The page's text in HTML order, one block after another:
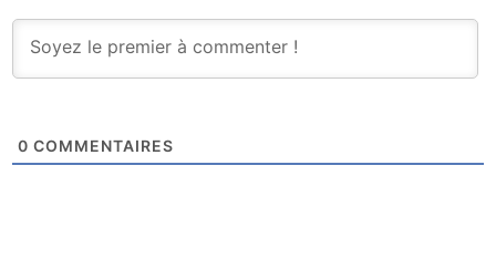
0 COMMENTAIRES